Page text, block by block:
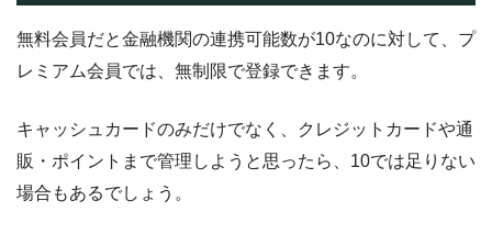
無料会員だと金融機関の連携可能数が10なのに対して、プ
レミアム会員では、無制限で登録できます。
キャッシュカードのみだけでなく、クレジットカードや通
販・ポイントまで管理しようと思ったら、10では足りない
場合もあるでしょう。